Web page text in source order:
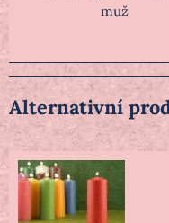
muž
Alternativní